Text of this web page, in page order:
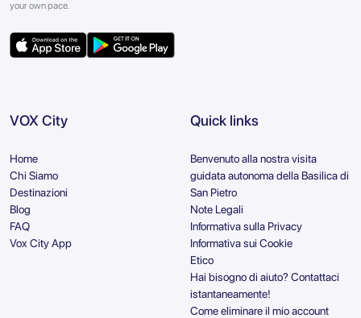
your own pace.
VOX City
Home
Chi Siamo
Destinazioni
Blog
FAQ
Vox City App
Quick links
Benvenuto alla nostra visita
guidata autonoma della Basilica di
San Pietro
Note Legali
Informativa sulla Privacy
Informativa sui Cookie
Etico
Hai bisogno di aiuto? Contattaci
istantaneamente!
Come eliminare il mio account